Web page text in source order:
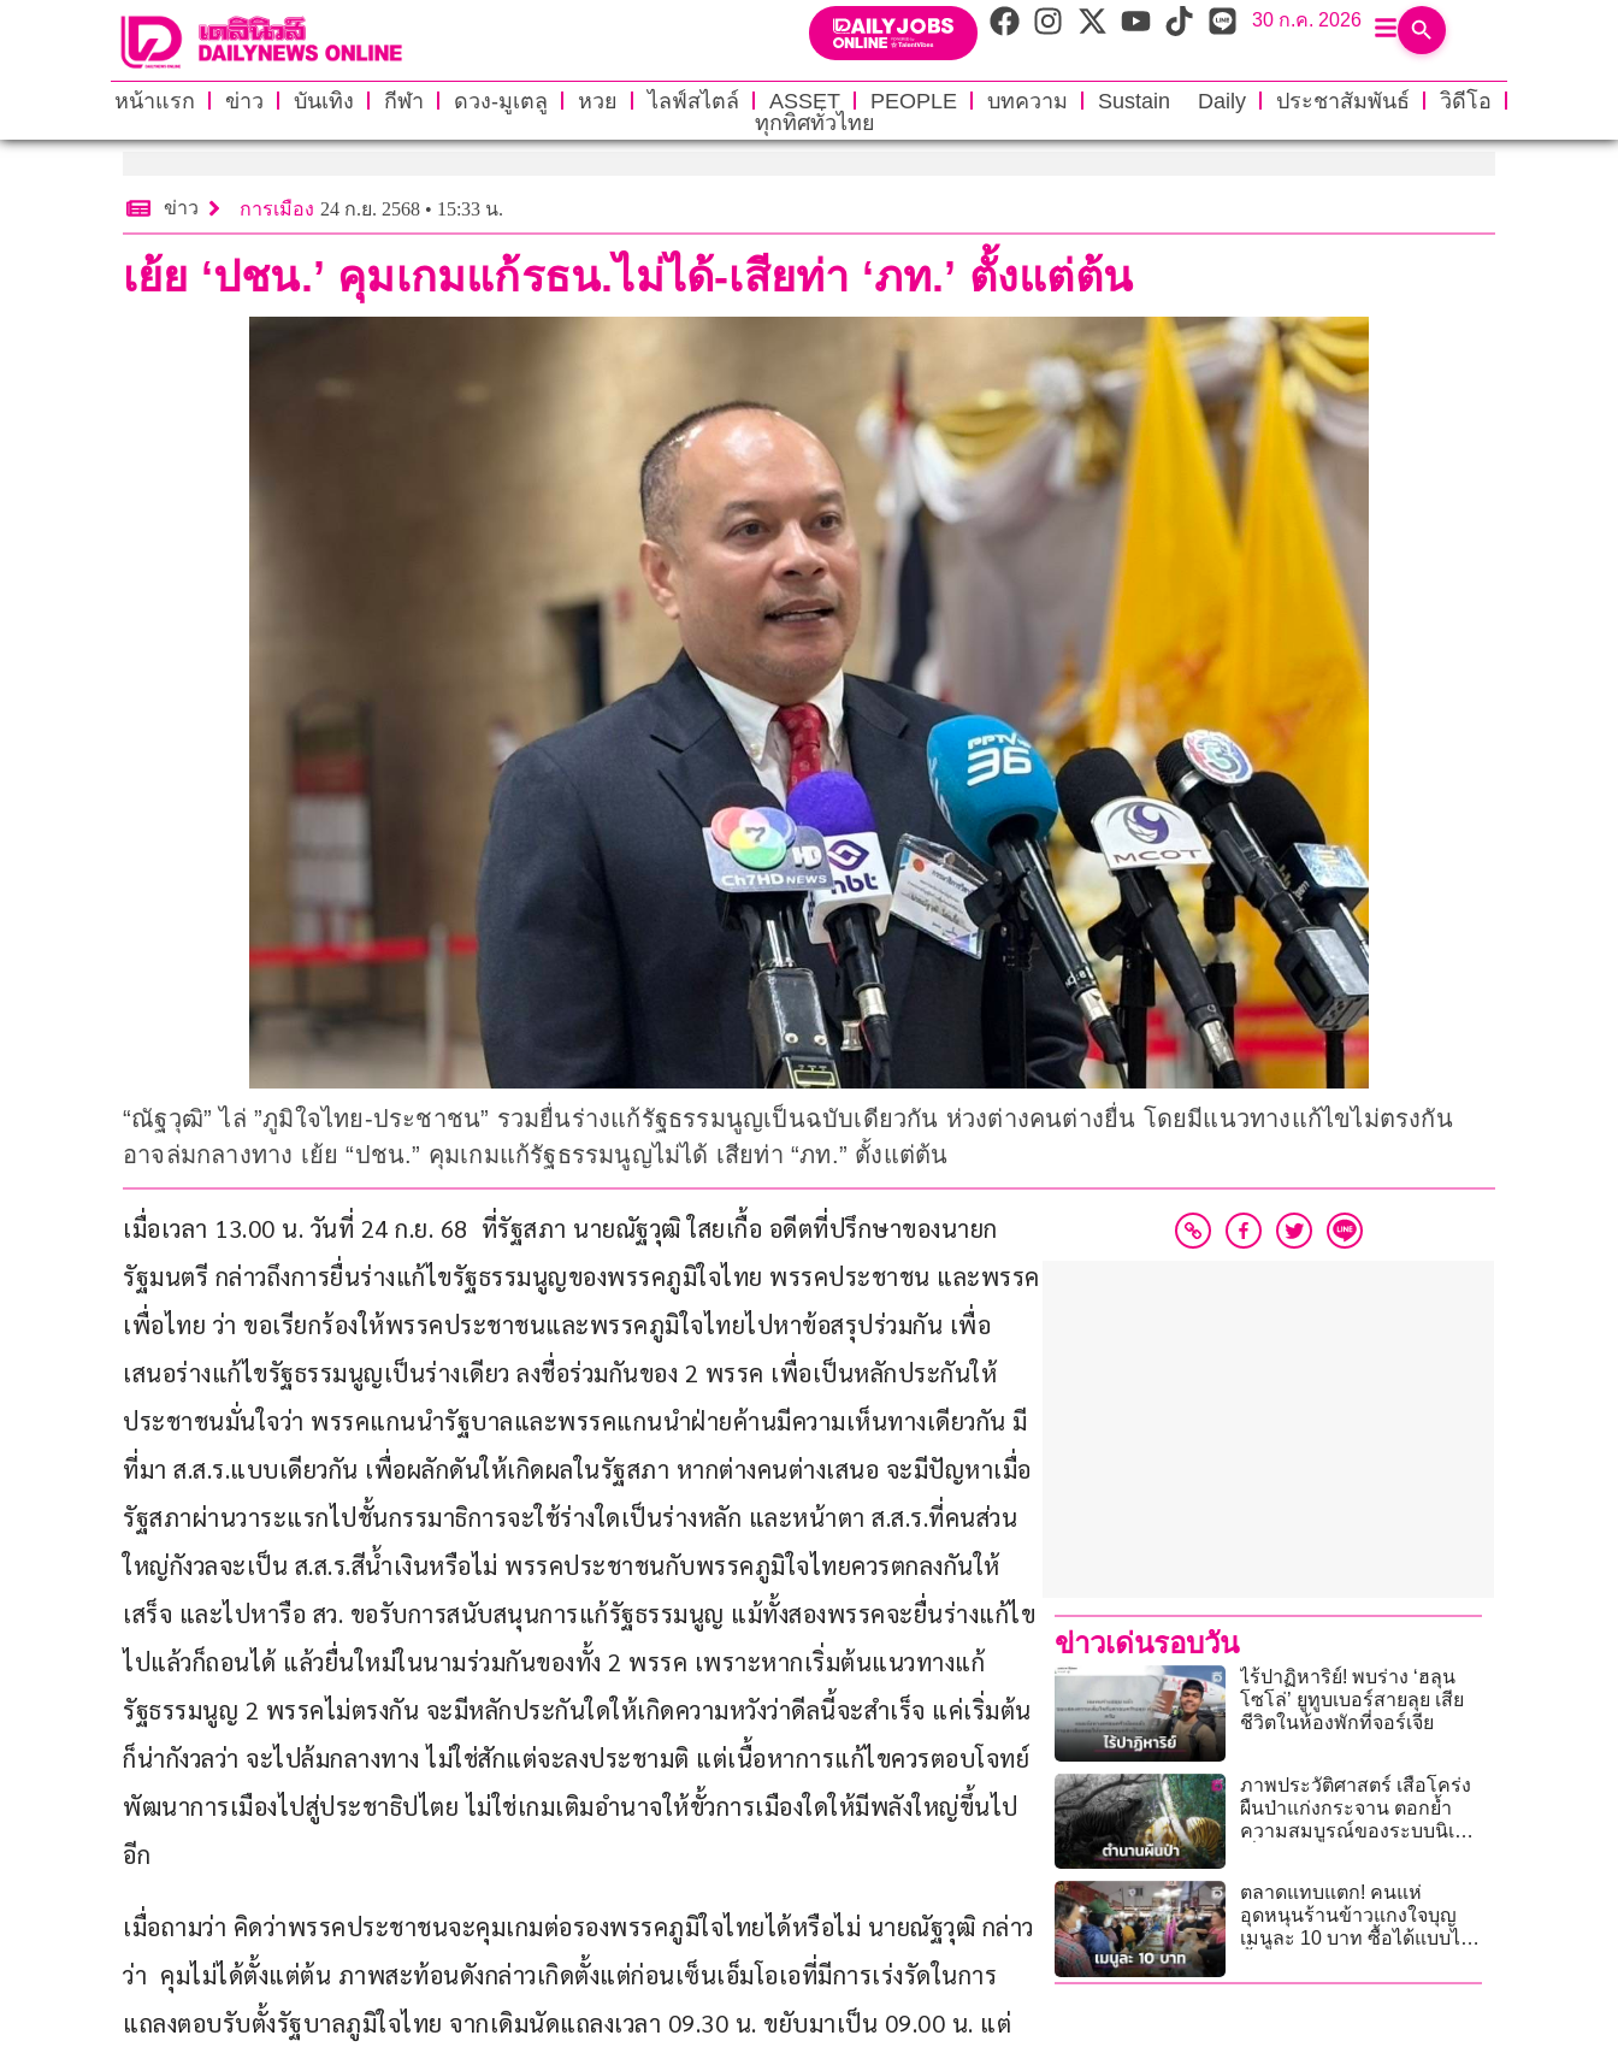
30 ก.ค. 2026
หน้าแรก ข่าว บันเทิง กีฬา ดวง-มูเตลู หวย ไลฟ์สไตล์ ASSET PEOPLE บทความ Sustain Daily ประชาสัมพันธ์
วิดีโอ
ทุกทิศทั่วไทย
ข่าว การเมือง 24 ก.ย. 2568 • 15:33 น.
เย้ย ‘ปชน.’ คุมเกมแก้รธน.ไม่ได้-เสียท่า ‘ภท.’ ตั้งแต่ต้น
“ณัฐวุฒิ” ไล่ ”ภูมิใจไทย-ประชาชน” รวมยื่นร่างแก้รัฐธรรมนูญเป็นฉบับเดียวกัน ห่วงต่างคนต่างยื่น โดยมีแนวทางแก้ไขไม่ตรงกัน
อาจล่มกลางทาง เย้ย “ปชน.” คุมเกมแก้รัฐธรรมนูญไม่ได้ เสียท่า “ภท.” ตั้งแต่ต้น
เมื่อเวลา 13.00 น. วันที่ 24 ก.ย. 68  ที่รัฐสภา นายณัฐวุฒิ ใสยเกื้อ อดีตที่ปรึกษาของนายก
รัฐมนตรี กล่าวถึงการยื่นร่างแก้ไขรัฐธรรมนูญของพรรคภูมิใจไทย พรรคประชาชน และพรรค
เพื่อไทย ว่า ขอเรียกร้องให้พรรคประชาชนและพรรคภูมิใจไทยไปหาข้อสรุปร่วมกัน เพื่อ
เสนอร่างแก้ไขรัฐธรรมนูญเป็นร่างเดียว ลงชื่อร่วมกันของ 2 พรรค เพื่อเป็นหลักประกันให้
ประชาชนมั่นใจว่า พรรคแกนนำรัฐบาลและพรรคแกนนำฝ่ายค้านมีความเห็นทางเดียวกัน มี
ที่มา ส.ส.ร.แบบเดียวกัน เพื่อผลักดันให้เกิดผลในรัฐสภา หากต่างคนต่างเสนอ จะมีปัญหาเมื่อ
รัฐสภาผ่านวาระแรกไปชั้นกรรมาธิการจะใช้ร่างใดเป็นร่างหลัก และหน้าตา ส.ส.ร.ที่คนส่วน
ใหญ่กังวลจะเป็น ส.ส.ร.สีน้ำเงินหรือไม่ พรรคประชาชนกับพรรคภูมิใจไทยควรตกลงกันให้
เสร็จ และไปหารือ สว. ขอรับการสนับสนุนการแก้รัฐธรรมนูญ แม้ทั้งสองพรรคจะยื่นร่างแก้ไข
ไปแล้วก็ถอนได้ แล้วยื่นใหม่ในนามร่วมกันของทั้ง 2 พรรค เพราะหากเริ่มต้นแนวทางแก้
รัฐธรรมนูญ 2 พรรคไม่ตรงกัน จะมีหลักประกันใดให้เกิดความหวังว่าดีลนี้จะสำเร็จ แค่เริ่มต้น
ก็น่ากังวลว่า จะไปล้มกลางทาง ไม่ใช่สักแต่จะลงประชามติ แต่เนื้อหาการแก้ไขควรตอบโจทย์
พัฒนาการเมืองไปสู่ประชาธิปไตย ไม่ใช่เกมเติมอำนาจให้ขั้วการเมืองใดให้มีพลังใหญ่ขึ้นไป
อีก
เมื่อถามว่า คิดว่าพรรคประชาชนจะคุมเกมต่อรองพรรคภูมิใจไทยได้หรือไม่ นายณัฐวุฒิ กล่าว
ว่า  คุมไม่ได้ตั้งแต่ต้น ภาพสะท้อนดังกล่าวเกิดตั้งแต่ก่อนเซ็นเอ็มโอเอที่มีการเร่งรัดในการ
แถลงตอบรับตั้งรัฐบาลภูมิใจไทย จากเดิมนัดแถลงเวลา 09.30 น. ขยับมาเป็น 09.00 น. แต่
ข่าวเด่นรอบวัน
ไร้ปาฏิหาริย์! พบร่าง ‘ฮลุน
โซโล่’ ยูทูบเบอร์สายลุย เสีย
ชีวิตในห้องพักที่จอร์เจีย
ภาพประวัติศาสตร์ เสือโคร่ง
ผืนป่าแก่งกระจาน ตอกย้ำ
ความสมบูรณ์ของระบบนิเวศ
ตลาดแทบแตก! คนแห่
อุดหนุนร้านข้าวแกงใจบุญ
เมนูละ 10 บาท ซื้อได้แบบไม่